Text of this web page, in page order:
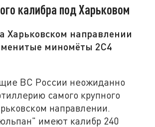
калибра под Харьковом
Харьковском направлении
миномёты 2С4
ВС России неожиданно
самого крупного
направлении.
имеют калибр 240